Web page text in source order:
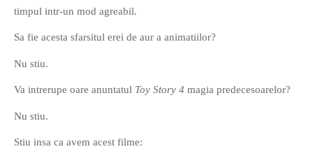
timpul intr-un mod agreabil.
Sa fie acesta sfarsitul erei de aur a animatiilor?
Nu stiu.
Va intrerupe oare anuntatul Toy Story 4 magia predecesoarelor?
Nu stiu.
Stiu insa ca avem acest filme: